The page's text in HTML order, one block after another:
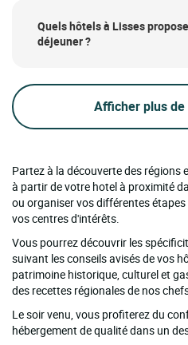
Quels hôtels à Lisses
déjeuner ?
Afficher plus
Partez à la découverte des régions
à partir de votre hotel à proximité
ou organiser vos différentes
vos centres d'intérêts.
Vous pourrez découvrir les
suivant les conseils avisés de vos
patrimoine historique, culturel et
des recettes régionales de nos
Le soir venu, vous profiterez du
hébergement de qualité dans un